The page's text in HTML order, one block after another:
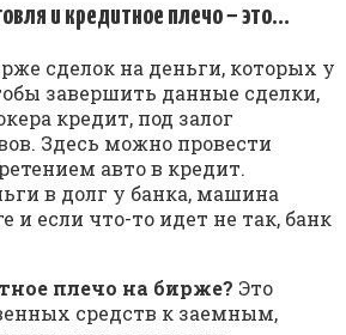
и кредитное плечо − это…
сделок на деньги, которых у
завершить данные сделки,
кредит, под залог
Здесь можно провести
авто в кредит.
в долг у банка, машина
и если что-то идет не так, банк
плечо на бирже? Это
средств к заемным,